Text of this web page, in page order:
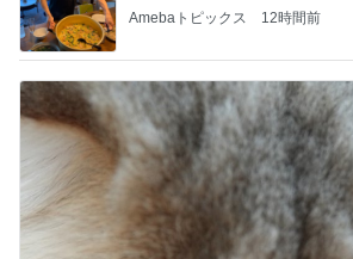
Amebaトピックス 12時間前